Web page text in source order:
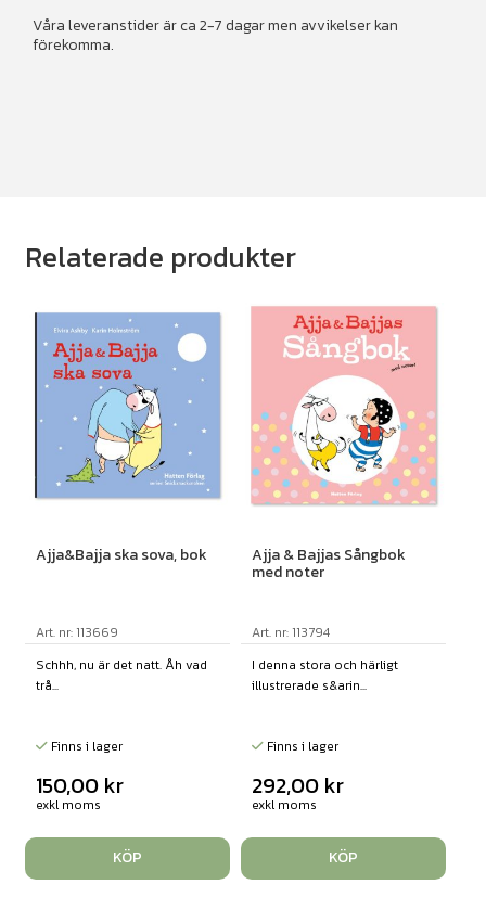
Våra leveranstider är ca 2-7 dagar men avvikelser kan
förekomma.
Relaterade produkter
Ajja&Bajja ska sova, bok
Art. nr: 113669
Schhh, nu är det natt. Åh vad
trå...
Finns i lager
150,00 kr
exkl moms
KÖP
Ajja & Bajjas Sångbok
med noter
Art. nr: 113794
I denna stora och härligt
illustrerade s&arin...
Finns i lager
292,00 kr
exkl moms
KÖP